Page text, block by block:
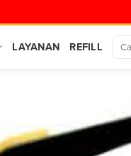
LAYANAN REFILL